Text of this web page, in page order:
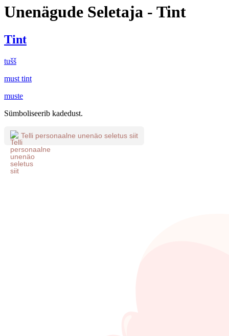
Unenägude Seletaja - Tint
Tint
tušš
must tint
muste
Sümboliseerib kadedust.
Telli personaalne unenäo seletus siit